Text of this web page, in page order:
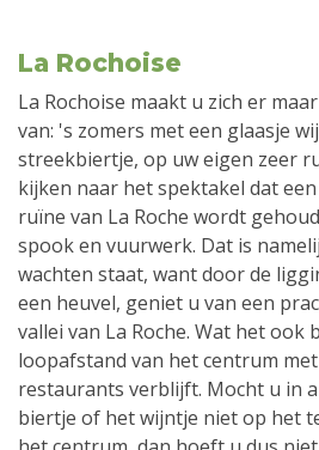
La Rochoise
La Rochoise maakt u zich er
van: 's zomers met een glaasje
streekbiertje, op uw eigen zeer
kijken naar het spektakel dat
ruïne van La Roche wordt
spook en vuurwerk. Dat is
wachten staat, want door de
een heuvel, geniet u van een
vallei van La Roche. Wat het ook
loopafstand van het centrum
restaurants verblijft. Mocht u in
biertje of het wijntje niet op het